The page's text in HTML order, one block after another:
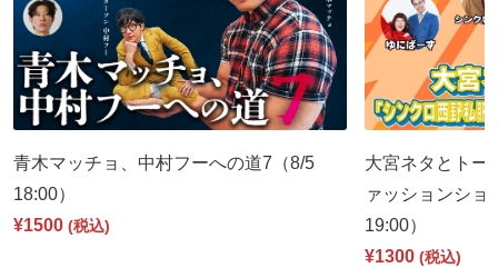
青木マッチョ、中村フーへの道7（8/5
18:00）
¥1500 (税込)
大宮ネタとトー
ァッションシ
19:00）
¥1300 (税込)